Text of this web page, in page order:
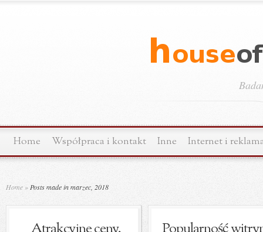
Home Współpraca i kontakt Inne Internet i
Home » Posts made in marzec, 2018